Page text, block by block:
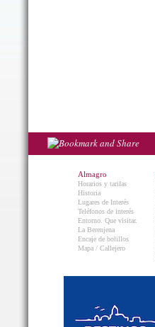
Almagro
Horarios y tarifas
Historia
Lugares de Interés
Teléfonos de interés
Entorno. Que visitar.
La Berenjena
Encaje de bolillos
Mapa / Callejero